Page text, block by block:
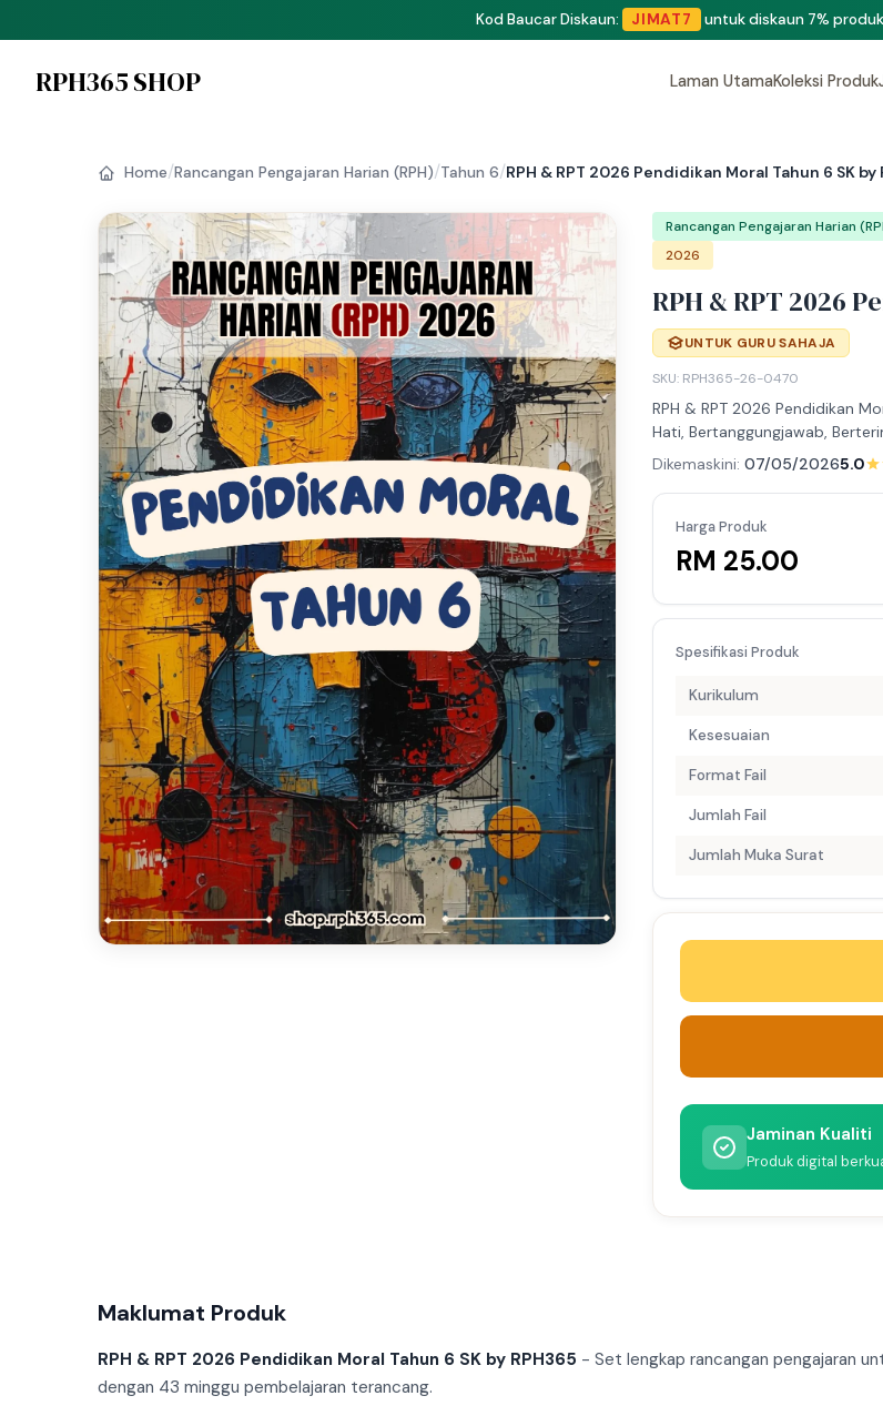
Peluang menjadi penulis dan penyedia bahan di Shop
RPH365 SHOP Laman UtamaKoleksi Produk
Home/Rancangan Pengajaran Harian (RPH)/Tahun 6/RPH & RPT 2026 Pendidikan Moral Tahun 6 SK by
Rancangan Pengajaran Harian
2026
RPH & RPT 2026
UNTUK GURU SAHAJA
SKU: RPH365-26-0470
RPH & RPT 2026 Pendidikan
Hati, Bertanggungjawab,
Dikemaskini: 07/05/20265.0
Harga Produk
RM 25.00
Spesifikasi Produk
Kurikulum
Kesesuaian
Format Fail
Jumlah Fail
Jumlah Muka Surat
Jaminan Kualiti
Produk digital
Maklumat Produk
RPH & RPT 2026 Pendidikan Moral Tahun 6 SK by RPH365 - Set lengkap rancangan pengajaran
dengan 43 minggu pembelajaran terancang.